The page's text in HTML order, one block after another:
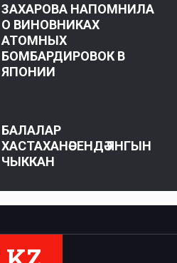
ЗАХАРОВА НАПОМНИЛА
О ВИНОВНИКАХ
АТОМНЫХ
БОМБАРДИРОВОК В
ЯПОНИИ
БАЛАЛАР
ХАСТАХАНӘСЕНДӘ ЯНГЫН
ЧЫККАН